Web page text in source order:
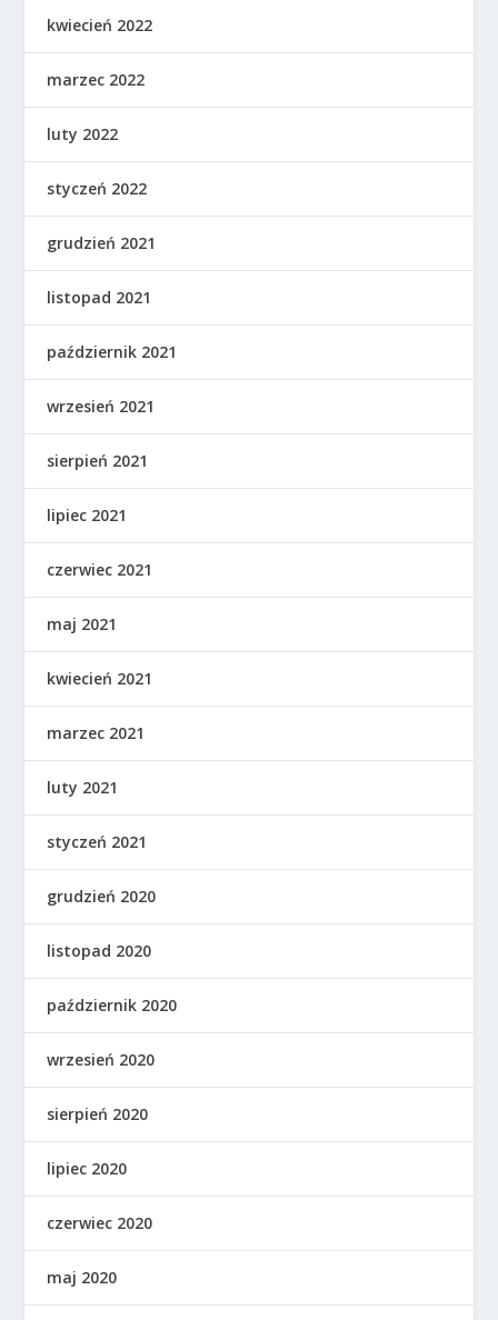
kwiecień 2022
marzec 2022
luty 2022
styczeń 2022
grudzień 2021
listopad 2021
październik 2021
wrzesień 2021
sierpień 2021
lipiec 2021
czerwiec 2021
maj 2021
kwiecień 2021
marzec 2021
luty 2021
styczeń 2021
grudzień 2020
listopad 2020
październik 2020
wrzesień 2020
sierpień 2020
lipiec 2020
czerwiec 2020
maj 2020